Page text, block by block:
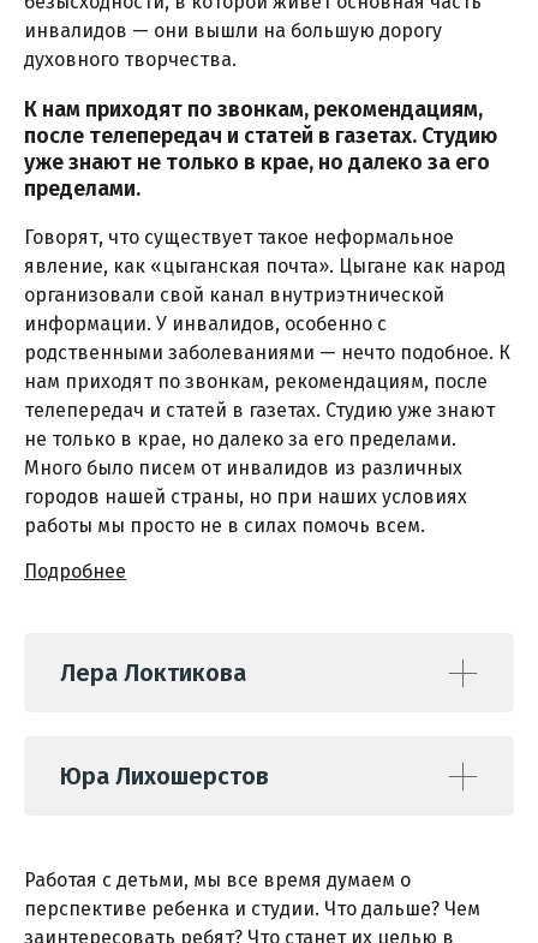
инвалидов — они вышли на большую дорогу
духовного творчества.
К нам приходят по звонкам, рекомендациям,
после телепередач и статей в газетах. Студию
уже знают не только в крае, но далеко за его
пределами.
Говорят, что существует такое неформальное
явление, как «цыганская почта». Цыгане как народ
организовали свой канал внутриэтнической
информации. У инвалидов, особенно с
родственными заболеваниями — нечто подобное. К
нам приходят по звонкам, рекомендациям, после
телепередач и статей в газетах. Студию уже знают
не только в крае, но далеко за его пределами.
Много было писем от инвалидов из различных
городов нашей страны, но при наших условиях
работы мы просто не в силах помочь всем.
Подробнее
Лера Локтикова
Юра Лихошерстов
Работая с детьми, мы все время думаем о
перспективе ребенка и студии. Что дальше? Чем
заинтересовать ребят? Что станет их целью в